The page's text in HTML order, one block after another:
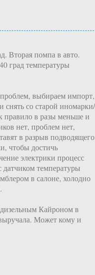
Вторая помпа в авто.
град температуры
выбираем импорт,
со старой иномарки/
правило в разы меньше и
нет, проблем нет,
в разрыв подводящего
чтобы достичь
электрики процесс
температуры
в салоне, холодно
Кайроном в
Может кому и